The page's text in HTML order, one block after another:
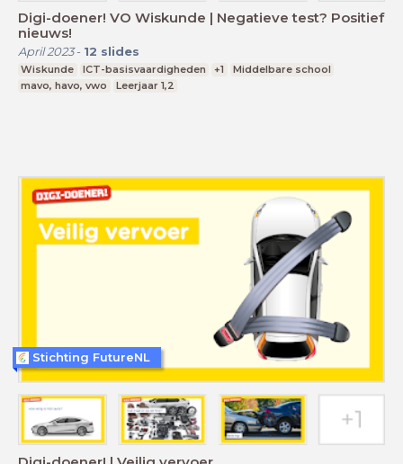
Digi-doener! VO Wiskunde | Negatieve test? Positief
nieuws!
April 2023- 12 slides
Wiskunde ICT-basisvaardigheden +1
Middelbare school
mavo, havo, vwo
Leerjaar 1,2
Stichting FutureNL